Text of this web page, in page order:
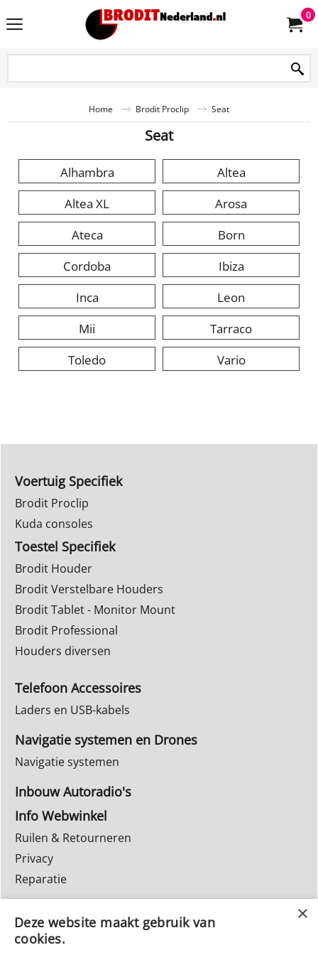
0
Home Brodit Proclip Seat
Seat
Alhambra
Altea
Altea XL
Arosa
Ateca
Born
Cordoba
Ibiza
Inca
Leon
Mii
Tarraco
Toledo
Vario
Voertuig Specifiek
Brodit Proclip
Kuda consoles
Toestel Specifiek
Brodit Houder
Brodit Verstelbare Houders
Brodit Tablet - Monitor Mount
Brodit Professional
Houders diversen
Telefoon Accessoires
Laders en USB-kabels
Navigatie systemen en Drones
Navigatie systemen
Inbouw Autoradio's
Info Webwinkel
Ruilen & Retourneren
Privacy
Reparatie
Deze website maakt gebruik van
cookies.